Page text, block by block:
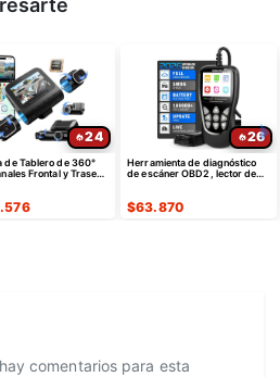
24
de Tablero de 360°
Frontal y Trasera
26
Herramienta de diagnóstico
de escáner OBD2, lector de
$63.870
comentarios para esta